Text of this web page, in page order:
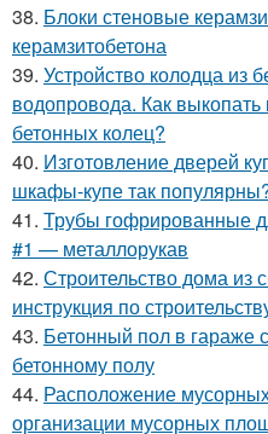
38. Блоки стеновые
керамзитобетона
39. Устройство колодца из
водопровода. Как
бетонных колец?
40. Изготовление дверей
шкафы-купе так
41. Трубы гофрированные
#1 — металлорукав
42. Строительство дома из
инструкция по
43. Бетонный пол в гараже
бетонному полу
44. Расположение
организации мусорных